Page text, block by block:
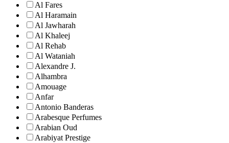
Al Fares
Al Haramain
Al Jawharah
Al Khaleej
Al Rehab
Al Wataniah
Alexandre J.
Alhambra
Amouage
Anfar
Antonio Banderas
Arabesque Perfumes
Arabian Oud
Arabiyat Prestige